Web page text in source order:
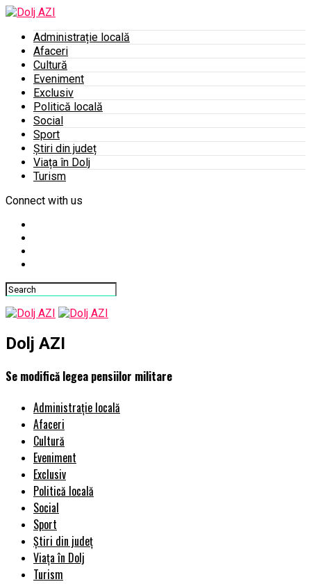
Administrație locală
Afaceri
Cultură
Eveniment
Exclusiv
Politică locală
Social
Sport
Știri din județ
Viața în Dolj
Turism
Connect with us
Dolj AZI
Se modifică legea pensiilor militare
Administrație locală
Afaceri
Cultură
Eveniment
Exclusiv
Politică locală
Social
Sport
Știri din județ
Viața în Dolj
Turism